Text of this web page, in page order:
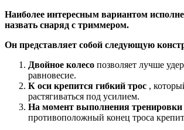
Наиболее интересным вариантом
назвать снаряд с триммером.
Он представляет собой следующую
Двойное колесо позволяет лучше
равновесие.
К оси крепится гибкий трос ,
растягиваться под усилием.
На момент выполнения тренировки
противоположный конец троса